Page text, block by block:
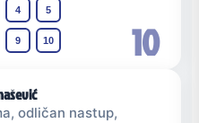
10
4 5
9 10
odličan nastup,